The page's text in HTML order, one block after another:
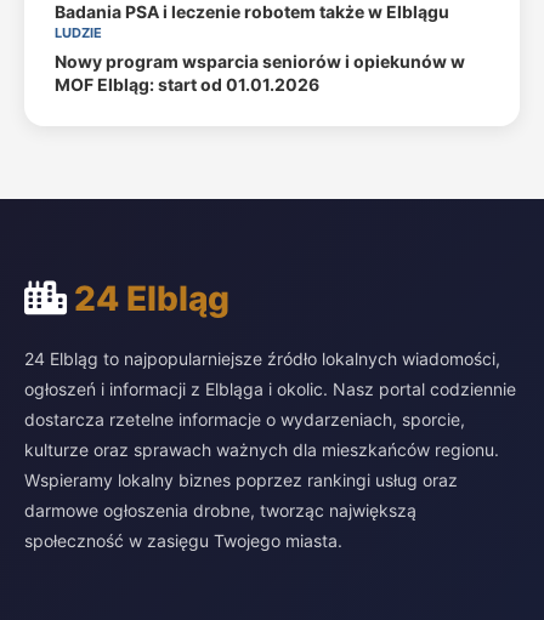
Badania PSA i leczenie robotem także w Elblągu
LUDZIE
Nowy program wsparcia seniorów i opiekunów w
MOF Elbląg: start od 01.01.2026
24 Elbląg
24 Elbląg to najpopularniejsze źródło lokalnych wiadomości,
ogłoszeń i informacji z Elbląga i okolic. Nasz portal codziennie
dostarcza rzetelne informacje o wydarzeniach, sporcie,
kulturze oraz sprawach ważnych dla mieszkańców regionu.
Wspieramy lokalny biznes poprzez rankingi usług oraz
darmowe ogłoszenia drobne, tworząc największą
społeczność w zasięgu Twojego miasta.